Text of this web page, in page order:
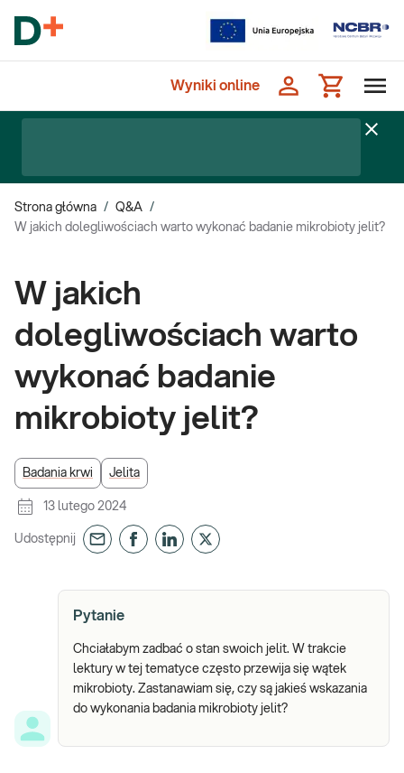
Wyniki online
Strona główna / Q&A /
W jakich dolegliwościach warto wykonać badanie mikrobioty jelit?
W jakich
dolegliwościach warto
wykonać badanie
mikrobioty jelit?
Badania krwi Jelita
13 lutego 2024
Udostępnij
Pytanie
Chciałabym zadbać o stan swoich jelit. W trakcie
lektury w tej tematyce często przewija się wątek
mikrobioty. Zastanawiam się, czy są jakieś wskazania
do wykonania badania mikrobioty jelit?